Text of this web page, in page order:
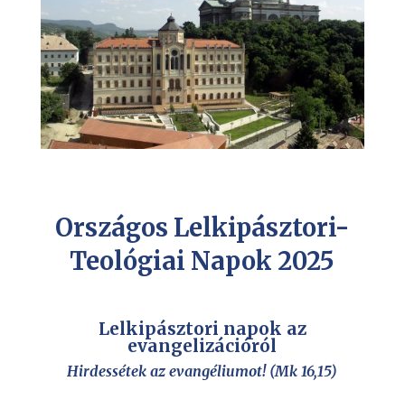
Országos Lelkipásztori-
Teológiai Napok 2025
Lelkipásztori napok az
evangelizációról
Hirdessétek az evangéliumot! (Mk 16,15)